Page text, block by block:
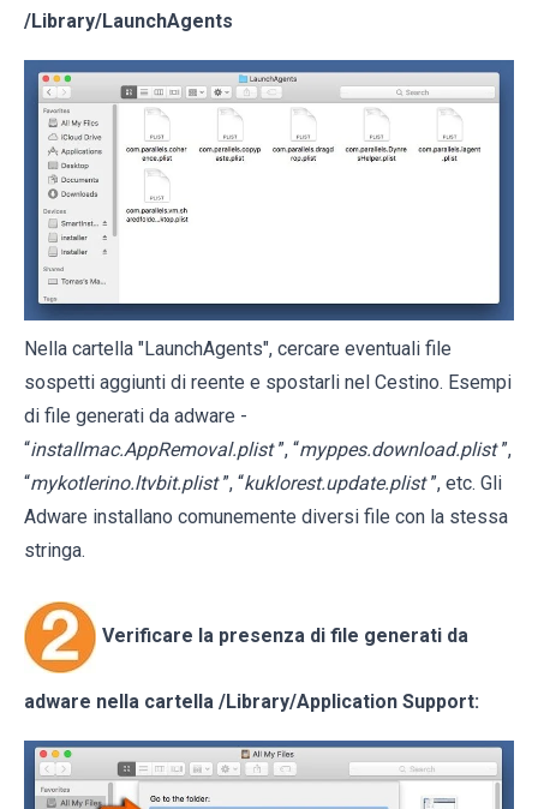
/Library/LaunchAgents
Nella cartella "LaunchAgents", cercare eventuali file
sospetti aggiunti di reente e spostarli nel Cestino. Esempi
di file generati da adware -
“installmac.AppRemoval.plist ”, “myppes.download.plist ”,
“mykotlerino.ltvbit.plist ”, “kuklorest.update.plist ”, etc. Gli
Adware installano comunemente diversi file con la stessa
stringa.
Verificare la presenza di file generati da
adware nella cartella /Library/Application Support: